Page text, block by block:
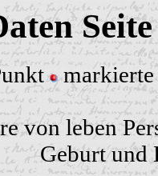
markierte
von leben
Geburt und